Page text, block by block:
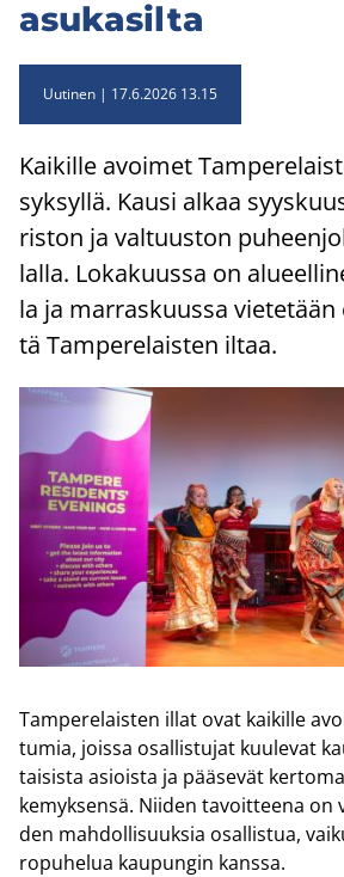
asu­ka­sil­ta
Uutinen 17.6.2026 13.15
Kai­kil­le avoi­met
syk­syl­lä. Kausi alkaa
ris­ton ja val­tuus­ton
lal­la. Lo­ka­kuus­sa on
la ja mar­ras­kuus­sa
tä Tam­pe­re­lais­ten iltaa.
Tam­pe­re­lais­ten illat ovat kai­kil­le
tu­mia, jois­sa osal­lis­tu­jat kuu­le­vat
tai­sis­ta asiois­ta ja pää­se­vät
ke­myk­sen­sä. Nii­den ta­voit­tee­na on
den mah­dol­li­suuk­sia osal­lis­tua,
ro­pu­he­lua kau­pun­gin kans­sa.